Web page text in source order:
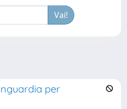
per